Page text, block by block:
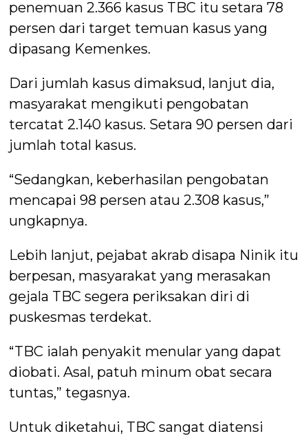
penemuan 2.366 kasus TBC itu setara 78
persen dari target temuan kasus yang
dipasang Kemenkes.
Dari jumlah kasus dimaksud, lanjut dia,
masyarakat mengikuti pengobatan
tercatat 2.140 kasus. Setara 90 persen dari
jumlah total kasus.
“Sedangkan, keberhasilan pengobatan
mencapai 98 persen atau 2.308 kasus,”
ungkapnya.
Lebih lanjut, pejabat akrab disapa Ninik itu
berpesan, masyarakat yang merasakan
gejala TBC segera periksakan diri di
puskesmas terdekat.
“TBC ialah penyakit menular yang dapat
diobati. Asal, patuh minum obat secara
tuntas,” tegasnya.
Untuk diketahui, TBC sangat diatensi